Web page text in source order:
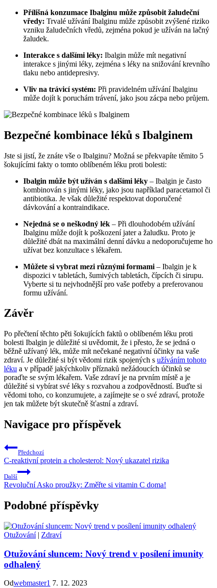
Přílišná konzumace Ibalginu může způsobit žaludeční
vředy: Trvalé užívání Ibalginu může způsobit zvýšené riziko
vzniku žaludečních vředů, zejména pokud je užíván na lačný
žaludek.
Interakce s dalšími léky: Ibalgin může mít negativní
interakce s jinými léky, zejména s léky na snižování krevního
tlaku nebo antidepresivy.
Vliv na trávicí systém: Při pravidelném užívání Ibalginu
může dojít k poruchám trávení, jako jsou zácpa nebo průjem.
Bezpečné kombinace léků s Ibalginem
Jste si jistí, že znáte vše o Ibalginu? Možná se překvapíte těmito 5
šokujícími fakty o tomto oblíbeném léku proti bolesti:
Ibalgin může být užíván s dalšími léky – Ibalgin je často
kombinován s jinými léky, jako jsou například paracetamol či
antibiotika. Je však důležité respektovat doporučené
dávkování a kontraindikace.
Nejedná se o neškodný lék – Při dlouhodobém užívání
Ibalginu může dojít k poškození jater a žaludku. Proto je
důležité dbát na maximální denní dávku a nedoporučujeme ho
užívat bez konzultace s lékařem.
Můžete si vybrat mezi různými formami – Ibalgin je k
dispozici v tabletách, šumivých tabletách, čípcích či sirupu.
Vyberte si tu nejvhodnější pro vaše potřeby a preferovanou
formu užívání.
Závěr
Po přečtení těchto pěti šokujících faktů o oblíbeném léku proti
bolesti Ibalgin je důležité si uvědomit, že i přesto, že se jedná o
běžně užívaný lék, může mít nečekané negativní účinky na vaše
zdraví. Je důležité si být vědomi rizik spojených s užíváním tohoto
léku a v případě jakýchkoliv příznaků nežádoucích účinků se
poraďte se svým lékařem. Vaše zdraví je na prvním místě a je
důležité si vybírat své léky s rozvahou a zodpovědností. Buďte si
vědomi toho, co konzumujete, a zajímejte se o své zdraví, protože
jen tak můžete být skutečně šťastní a zdraví.
Navigace pro příspěvek
Předchozí
C-reaktivní protein a cholesterol: Nový ukazatel rizika
Další
Revoluční Asko proužky: Změřte si vitamin C doma!
Podobné příspěvky
Otužování| Zdraví
Otužování sluncem: Nový trend v posílení imunity
odhalený
Odwebmaster1 7. 12. 2023